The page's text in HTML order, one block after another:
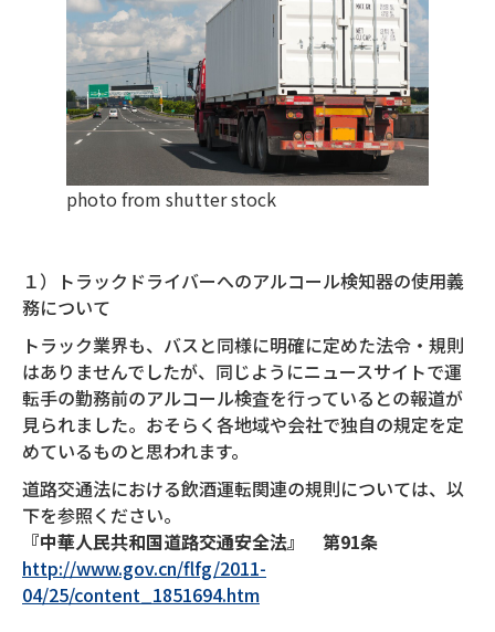
photo from shutter stock
１）トラックドライバーへのアルコール検知器の使用義
務について
トラック業界も、バスと同様に明確に定めた法令・規則
はありませんでしたが、同じようにニュースサイトで運
転手の勤務前のアルコール検査を行っているとの報道が
見られました。おそらく各地域や会社で独自の規定を定
めているものと思われます。
道路交通法における飲酒運転関連の規則については、以
下を参照ください。
『中華人民共和国道路交通安全法』 第91条
http://www.gov.cn/flfg/2011-
04/25/content_1851694.htm